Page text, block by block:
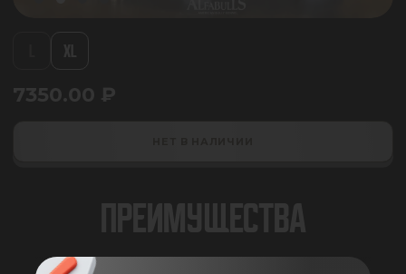
XL
7350.00 ₽
ПРЕИМУЩЕСТВА